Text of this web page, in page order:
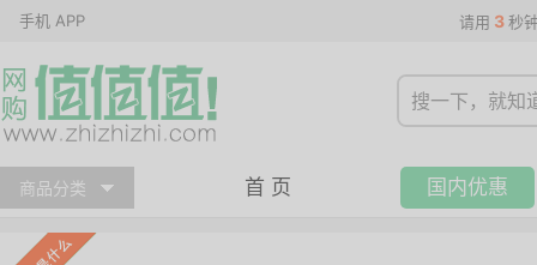
手机 APP 请用 3 秒
商品分类 首 页 国内优惠